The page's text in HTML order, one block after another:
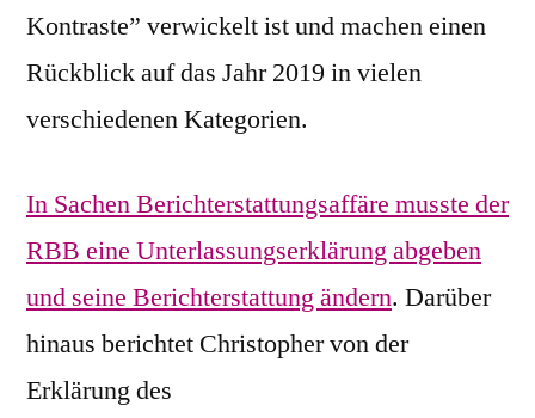
Kontraste” verwickelt ist und machen einen
Rückblick auf das Jahr 2019 in vielen
verschiedenen Kategorien.
In Sachen Berichterstattungsaffäre musste der
RBB eine Unterlassungserklärung abgeben
und seine Berichterstattung ändern. Darüber
hinaus berichtet Christopher von der
Erklärung des